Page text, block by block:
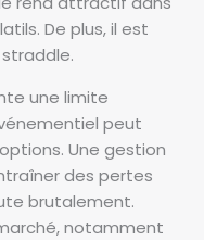
De plus, il est
une limite
peut
Une gestion
des pertes
brutalement.
notamment